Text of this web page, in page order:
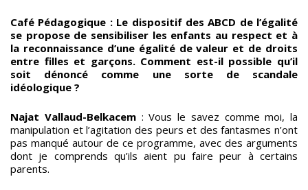
Café Pédagogique : Le dispositif des ABCD de l’égalité
se propose de sensibiliser les enfants au respect et à
la reconnaissance d’une égalité de valeur et de droits
entre filles et garçons. Comment est-il possible qu’il
soit dénoncé comme une sorte de scandale
idéologique ?
Najat Vallaud-Belkacem: Vous le savez comme moi, la
manipulation et l’agitation des peurs et des fantasmes n’ont
pas manqué autour de ce programme, avec des arguments
dont je comprends qu’ils aient pu faire peur à certains
parents.